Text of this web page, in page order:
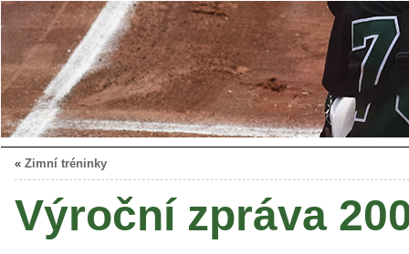
« Zimní tréninky
Výroční zpráva